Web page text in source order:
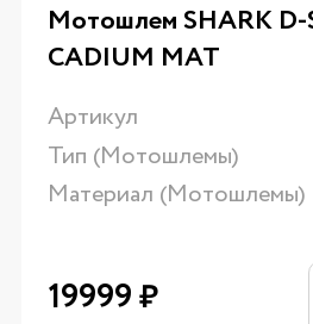
Мотошлем SHARK D-
CADIUM MAT
Артикул
Тип (Мотошлемы)
Материал (Мотошлемы)
19999₽